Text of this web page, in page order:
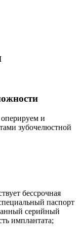
и
зубочелюстной
бессрочная
паспорт
серийный
имплантата;